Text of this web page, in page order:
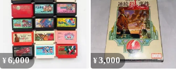
¥6,000 ¥3,000